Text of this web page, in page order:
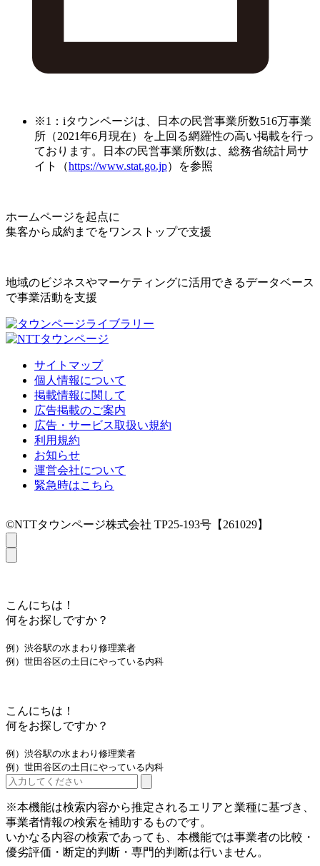
※1：iタウンページは、日本の民営事業所数516万事業
所（2021年6月現在）を上回る網羅性の高い掲載を行っ
ております。日本の民営事業所数は、総務省統計局サ
イト（https://www.stat.go.jp）を参照
ホームページを起点に
集客から成約までをワンストップで支援
地域のビジネスやマーケティングに活用できるデータベース
で事業活動を支援
サイトマップ
個人情報について
掲載情報に関して
広告掲載のご案内
広告・サービス取扱い規約
利用規約
お知らせ
運営会社について
緊急時はこちら
©NTTタウンページ株式会社 TP25-193号【261029】
こんにちは！
何をお探しですか？
例）渋谷駅の水まわり修理業者
例）世田谷区の土日にやっている内科
こんにちは！
何をお探しですか？
例）渋谷駅の水まわり修理業者
例）世田谷区の土日にやっている内科
※本機能は検索内容から推定されるエリアと業種に基づき、
事業者情報の検索を補助するものです。
いかなる内容の検索であっても、本機能では事業者の比較・
優劣評価・断定的判断・専門的判断は行いません。